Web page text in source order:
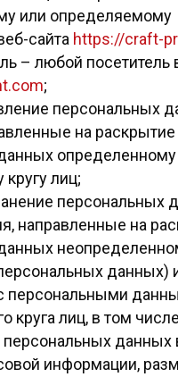
или определяемому
сайта https://craft-
– любой посетитель
;
персональных
на раскрытие
определенному
лиц;
персональных
направленные на
данных)
персональными
круга лиц, в том числе
персональных данных
информации,